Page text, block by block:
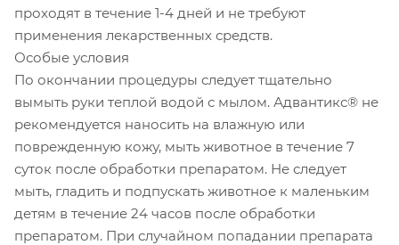
проходят в течение 1-4 дней и не требуют
применения лекарственных средств.
Особые условия
По окончании процедуры следует тщательно
вымыть руки теплой водой с мылом. Адвантикс® не
рекомендуется наносить на влажную или
поврежденную кожу, мыть животное в течение 7
суток после обработки препаратом. Не следует
мыть, гладить и подпускать животное к маленьким
детям в течение 24 часов после обработки
препаратом. При случайном попадании препарата